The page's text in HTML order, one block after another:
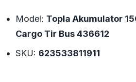
Model: Topla Akumulator
Cargo Tir Bus 436612
SKU: 623533811911